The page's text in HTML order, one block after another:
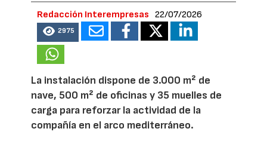
Redacción Interempresas 22/07/2026
2975
La instalación dispone de 3.000 m² de
nave, 500 m² de oficinas y 35 muelles de
carga para reforzar la actividad de la
compañía en el arco mediterráneo.